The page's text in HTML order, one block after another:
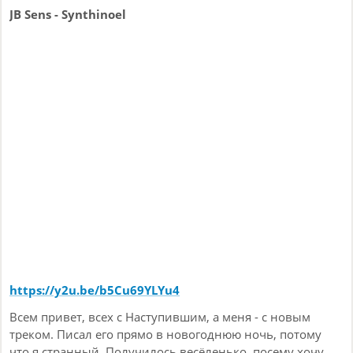
02. Echo of Dismay
12. Adolescence
JB Sens - Synthinoel
https://y2u.be/b5Cu69YLYu4
Всем привет, всех с Наступившим, а меня - с новым
треком. Писал его прямо в новогоднюю ночь, потому